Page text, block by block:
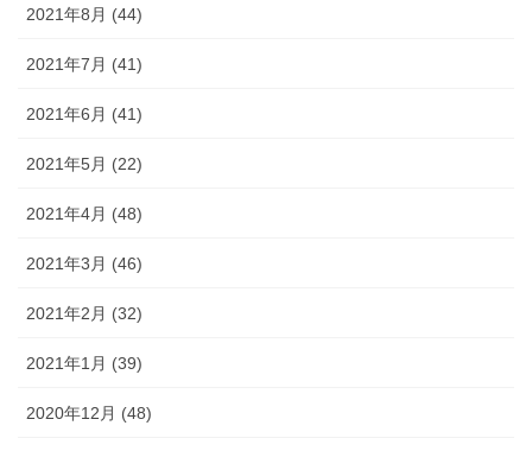
2021年8月 (44)
2021年7月 (41)
2021年6月 (41)
2021年5月 (22)
2021年4月 (48)
2021年3月 (46)
2021年2月 (32)
2021年1月 (39)
2020年12月 (48)